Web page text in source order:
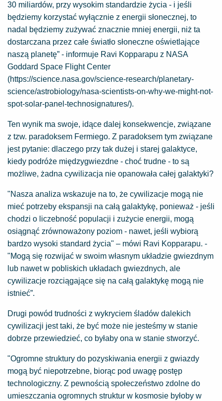
30 miliardów, przy wysokim standardzie życia - i jeśli
będziemy korzystać wyłącznie z energii słonecznej, to
nadal będziemy zużywać znacznie mniej energii, niż ta
dostarczana przez całe światło słoneczne oświetlające
naszą planetę” - informuje Ravi Kopparapu z NASA
Goddard Space Flight Center
(https://science.nasa.gov/science-research/planetary-
science/astrobiology/nasa-scientists-on-why-we-might-not-
spot-solar-panel-technosignatures/).
Ten wynik ma swoje, idące dalej konsekwencje, związane
z tzw. paradoksem Fermiego. Z paradoksem tym związane
jest pytanie: dlaczego przy tak dużej i starej galaktyce,
kiedy podróże międzygwiezdne - choć trudne - to są
możliwe, żadna cywilizacja nie opanowała całej galaktyki?
"Nasza analiza wskazuje na to, że cywilizacje mogą nie
mieć potrzeby ekspansji na całą galaktykę, ponieważ - jeśli
chodzi o liczebność populacji i zużycie energii, mogą
osiągnąć zrównoważony poziom - nawet, jeśli wybiorą
bardzo wysoki standard życia" – mówi Ravi Kopparapu. -
"Mogą się rozwijać w swoim własnym układzie gwiezdnym
lub nawet w pobliskich układach gwiezdnych, ale
cywilizacje rozciągające się na całą galaktykę mogą nie
istnieć”.
Drugi powód trudności z wykryciem śladów dalekich
cywilizacji jest taki, że być może nie jesteśmy w stanie
dobrze przewiedzieć, co byłaby ona w stanie stworzyć.
"Ogromne struktury do pozyskiwania energii z gwiazdy
mogą być niepotrzebne, biorąc pod uwagę postęp
technologiczny. Z pewnością społeczeństwo zdolne do
umieszczania ogromnych struktur w kosmosie byłoby w